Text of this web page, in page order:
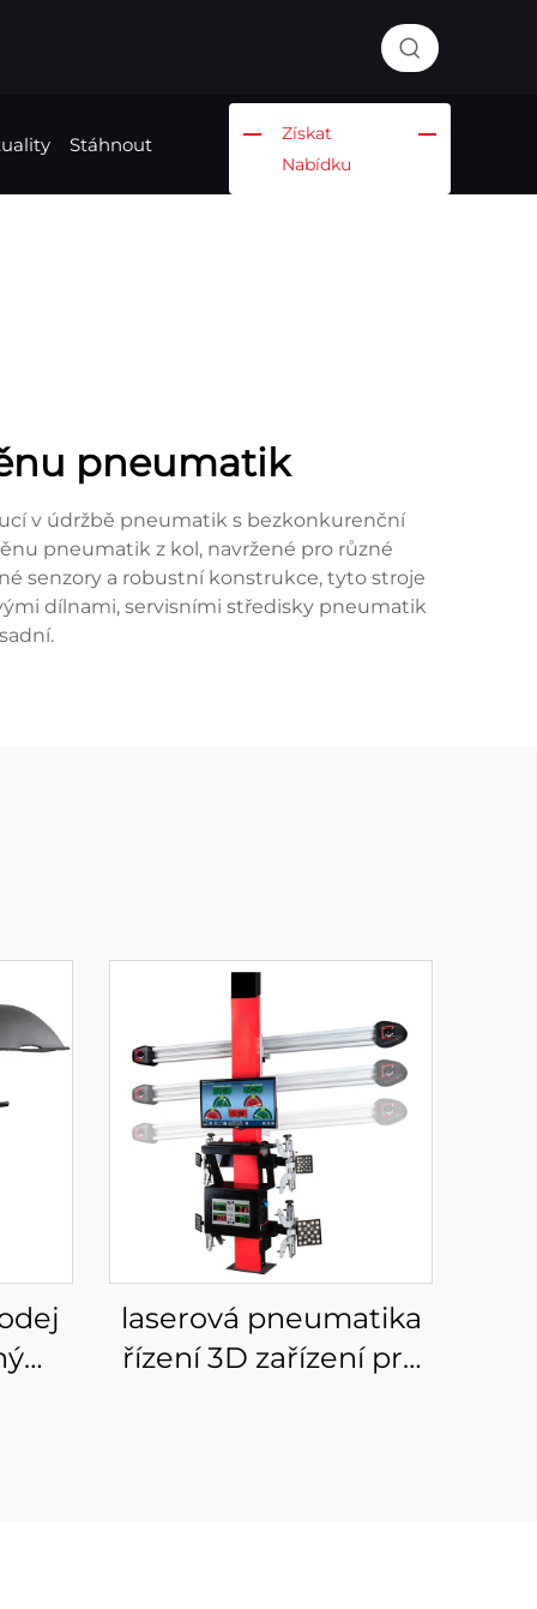
Stáhnout
Získat
Nabídku
pneumatik
v údržbě pneumatik s bezkonkurenční
pneumatik z kol, navržené pro různé
senzory a robustní konstrukce, tyto stroje
dílnami, servisními středisky pneumatik
laserová pneumatika
řízení 3D zařízení pro